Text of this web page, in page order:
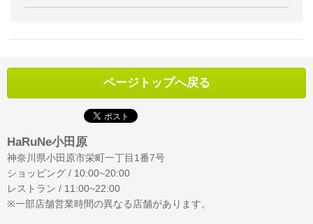
ページトップへ戻る
HaRuNe小田原
神奈川県小田原市栄町一丁目1番7号
ショッピング / 10:00~20:00
レストラン / 11:00~22:00
※一部店舗営業時間の異なる店舗があります。